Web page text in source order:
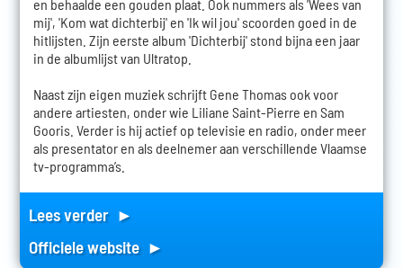
en behaalde een gouden plaat. Ook nummers als 'Wees van
mij', 'Kom wat dichterbij' en 'Ik wil jou' scoorden goed in de
hitlijsten. Zijn eerste album 'Dichterbij' stond bijna een jaar
in de albumlijst van Ultratop.
Naast zijn eigen muziek schrijft Gene Thomas ook voor
andere artiesten, onder wie Liliane Saint-Pierre en Sam
Gooris. Verder is hij actief op televisie en radio, onder meer
als presentator en als deelnemer aan verschillende Vlaamse
tv-programma’s.
Lees verder ►
Officiele website ►